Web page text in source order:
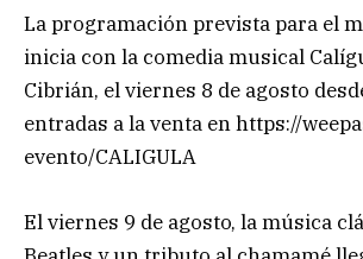
La programación prevista para el
inicia con la comedia musical
Cibrián, el viernes 8 de agosto
entradas a la venta en https://
evento/CALIGULA
El viernes 9 de agosto, la música